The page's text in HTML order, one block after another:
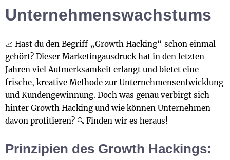
Unternehmenswachstums
📈 Hast du den Begriff „Growth Hacking“ schon einmal
gehört? Dieser Marketingausdruck hat in den letzten
Jahren viel Aufmerksamkeit erlangt und bietet eine
frische, kreative Methode zur Unternehmensentwicklung
und Kundengewinnung. Doch was genau verbirgt sich
hinter Growth Hacking und wie können Unternehmen
davon profitieren? 🔍 Finden wir es heraus!
Prinzipien des Growth Hackings: